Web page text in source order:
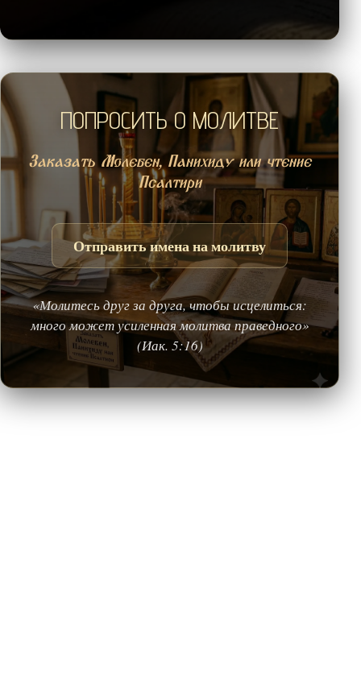
ПОПРОСИТЬ О МОЛИТВЕ
Заказать Молебен, Панихиду или чтение
Псалтири
Отправить имена на молитву
«Молитесь друг за друга, чтобы исцелиться:
много может усиленная молитва праведного»
(Иак. 5:16)